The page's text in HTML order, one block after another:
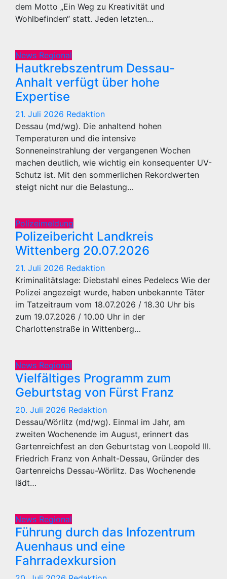
dem Motto „Ein Weg zu Kreativität und
Wohlbefinden“ statt. Jeden letzten…
News Regional
Hautkrebszentrum Dessau-
Anhalt verfügt über hohe
Expertise
21. Juli 2026 Redaktion
Dessau (md/wg). Die anhaltend hohen
Temperaturen und die intensive
Sonneneinstrahlung der vergangenen Wochen
machen deutlich, wie wichtig ein konsequenter UV-
Schutz ist. Mit den sommerlichen Rekordwerten
steigt nicht nur die Belastung…
Polizeimeldung
Polizeibericht Landkreis
Wittenberg 20.07.2026
21. Juli 2026 Redaktion
Kriminalitätslage: Diebstahl eines Pedelecs Wie der
Polizei angezeigt wurde, haben unbekannte Täter
im Tatzeitraum vom 18.07.2026 / 18.30 Uhr bis
zum 19.07.2026 / 10.00 Uhr in der
Charlottenstraße in Wittenberg…
News Regional
Vielfältiges Programm zum
Geburtstag von Fürst Franz
20. Juli 2026 Redaktion
Dessau/Wörlitz (md/wg). Einmal im Jahr, am
zweiten Wochenende im August, erinnert das
Gartenreichfest an den Geburtstag von Leopold III.
Friedrich Franz von Anhalt-Dessau, Gründer des
Gartenreichs Dessau-Wörlitz. Das Wochenende
lädt…
News Regional
Führung durch das Infozentrum
Auenhaus und eine
Fahrradexkursion